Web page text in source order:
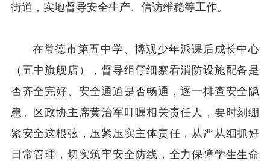
街道，实地督导安全生产、信访维稳等工作。
在常德市第五中学、博观少年派课后成长中心
（五中旗舰店），督导组仔细察看消防设施配备是
否齐全完好、安全通道是否畅通，逐一排查安全隐
患。区政协主席黄治军叮嘱相关责任人，要时刻绷
紧安全这根弦，压紧压实主体责任，从严从细抓好
日常管理，切实筑牢安全防线，全力保障学生生命